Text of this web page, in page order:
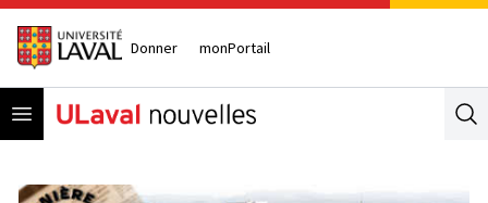
Donner monPortail
Open menu